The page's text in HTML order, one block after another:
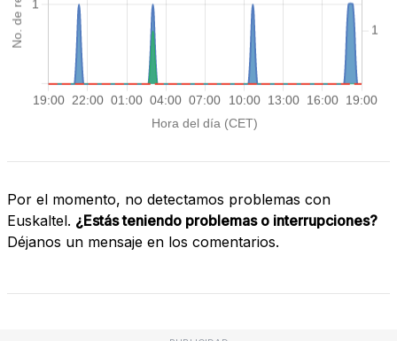
Por el momento, no detectamos problemas con
Euskaltel. ¿Estás teniendo problemas o interrupciones?
Déjanos un mensaje en los comentarios.